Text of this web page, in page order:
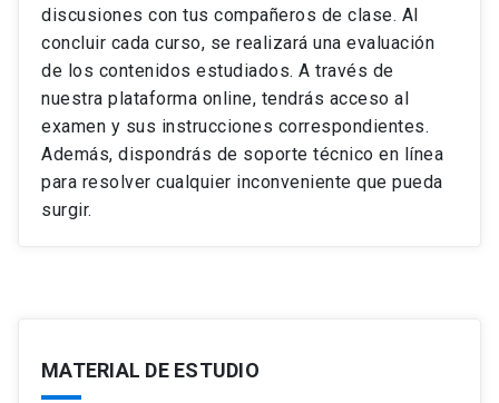
Ver ficha del curso
Ver ficha del curso
discusiones con tus compañeros de clase. Al
concluir cada curso, se realizará una evaluación
de los contenidos estudiados. A través de
nuestra plataforma online, tendrás acceso al
examen y sus instrucciones correspondientes.
Además, dispondrás de soporte técnico en línea
para resolver cualquier inconveniente que pueda
surgir.
MATERIAL DE ESTUDIO